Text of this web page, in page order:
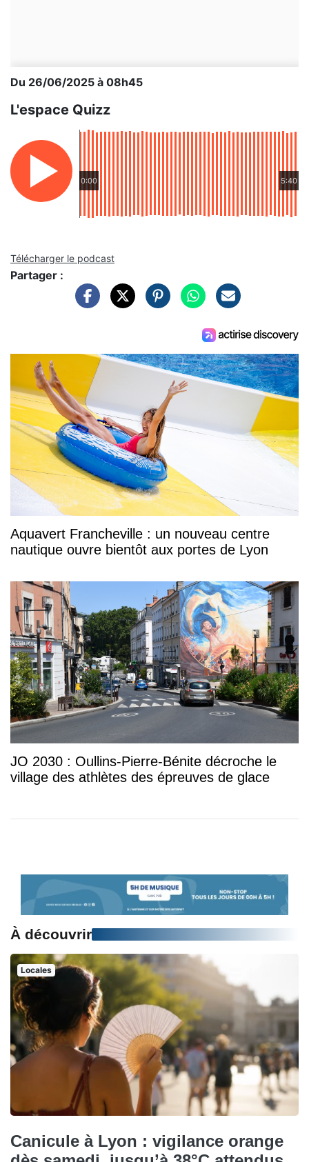
Du 26/06/2025 à 08h45
L'espace Quizz
0:00 5:40
Télécharger le podcast
Partager :
Aquavert Francheville : un nouveau centre
nautique ouvre bientôt aux portes de Lyon
JO 2030 : Oullins-Pierre-Bénite décroche le
village des athlètes des épreuves de glace
À découvrir
Locales
Canicule à Lyon : vigilance orange